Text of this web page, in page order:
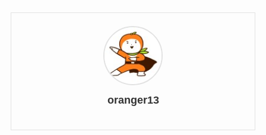
oranger13